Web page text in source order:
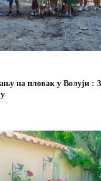
на пловак у Волуји :